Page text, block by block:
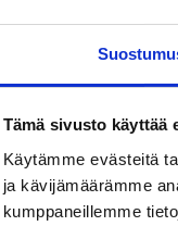
Tämä sivusto käyttää
Käytämme evästeitä
ja kävijämäärämme
kumppaneillemme
voivat hieman
alkuun mennessä.